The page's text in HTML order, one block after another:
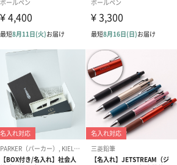
プ：ジャーマンシルバーにパラジウムプレート
オプション情報
ョン
飾いたします。お相手のご住所に直接お
ションです。お相手に直接手渡しする場
すすめです。